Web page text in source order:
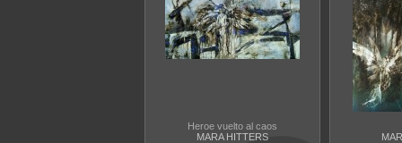
Heroe vuelto al caos
MARA HITTERS